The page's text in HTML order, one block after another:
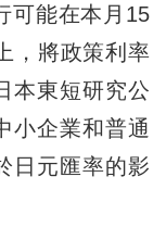
能在本月15
，將政策利率
本東短研究公
小企業和普通
日元匯率的影